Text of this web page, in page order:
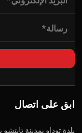
ابق على اتصال
بلدة توداو بمدينة